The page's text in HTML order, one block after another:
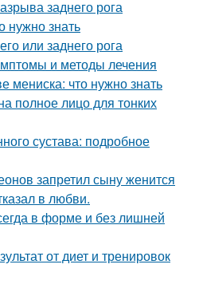
заднего рога
нужно знать
или заднего рога
и методы лечения
мениска: что нужно знать
полное лицо для тонких
сустава: подробное
запретил сыну женится
в любви.
в форме и без лишней
от диет и тренировок